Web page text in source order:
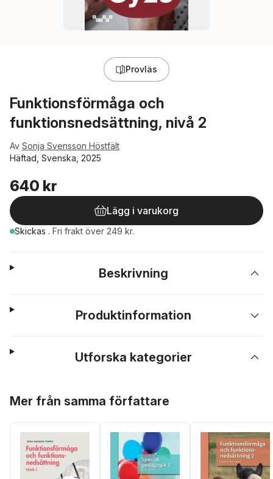
Provläs
Funktionsförmåga och
funktionsnedsättning, nivå 2
Av Sonja Svensson Höstfält
Häftad, Svenska, 2025
640 kr
Lägg i varukorg
Skickas . Fri frakt över 249 kr.
Beskrivning
Produktinformation
Utforska kategorier
Mer från samma författare